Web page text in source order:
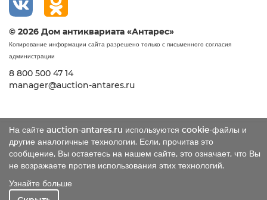
На сайте auction-antares.ru используются cookie-файлы и
другие аналогичные технологии. Если, прочитав это
сообщение, Вы остаетесь на нашем сайте, это означает, что Вы
не возражаете против использования этих технологий.
Узнайте больше
© 2026 Дом антиквариата «Антарес»
Копирование информации сайта разрешено только с письменного согласия
администрации
8 800 500 47 14
manager@auction-antares.ru